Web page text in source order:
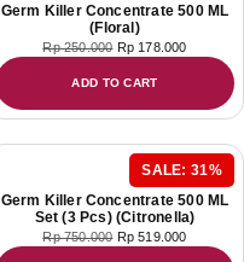
Germ Killer Concentrate 500 ML
(Floral)
Rp250.000 Rp 178.000
ADD TO CART
SALE: 31%
Germ Killer Concentrate 500 ML
Set (3 Pcs) (Citronella)
Rp750.000 Rp 519.000